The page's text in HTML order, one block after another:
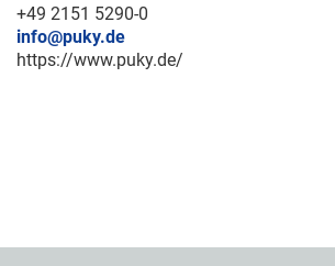
+49 2151 5290-0
info@puky.de
https://www.puky.de/